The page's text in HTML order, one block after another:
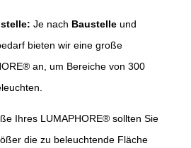
Je nach Baustelleund
bieten wir eine große
an, um Bereiche von 300
Ihres LUMAPHORE® sollten Sie
die zu beleuchtende Fläche